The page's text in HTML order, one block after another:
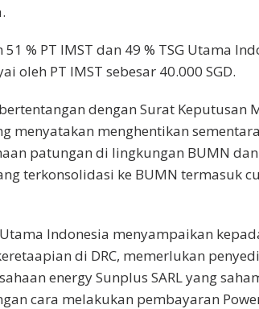
% PT IMST dan 49 % TSG Utama
oleh PT IMST sebesar 40.000 SGD.
dengan Surat Keputusan
menyatakan menghentikan
patungan di lingkungan BUMN
terkonsolidasi ke BUMN termasuk
Utama Indonesia menyampaikan
di DRC, memerlukan
energy Sunplus SARL yang
cara melakukan pembayaran